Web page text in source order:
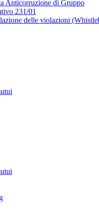
Anticorruzione di Gruppo
231/01
delle violazioni